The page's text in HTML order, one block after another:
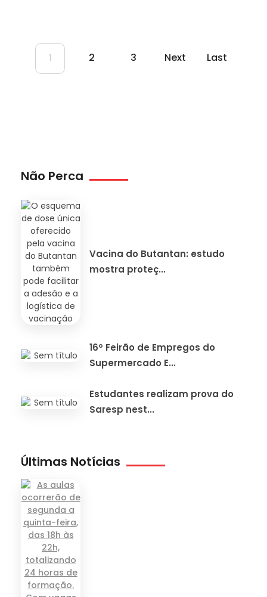
1 2 3 Next Last
Não Perca
Vacina do Butantan: estudo
mostra proteç...
16º Feirão de Empregos do
Supermercado E...
Estudantes realizam prova do
Saresp nest...
Últimas Notícias